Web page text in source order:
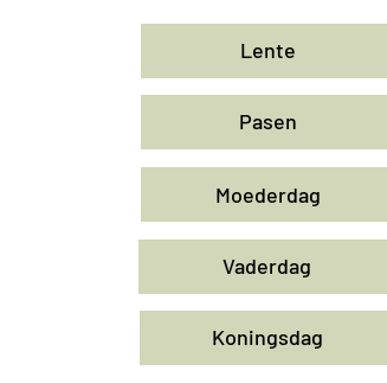
Koningsdag
Moederdag
Lente
Pasen
Vaderdag